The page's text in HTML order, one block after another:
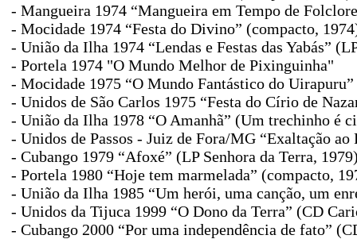
- Mangueira 1974 “Mangueira em Tempo de
- Mocidade 1974 “Festa do Divino” (compacto,
- União da Ilha 1974 “Lendas e Festas das Yabás”
- Portela 1974 "O Mundo Melhor de Pixinguinha"
- Mocidade 1975 “O Mundo Fantástico do
- Unidos de São Carlos 1975 “Festa do Círio de
- União da Ilha 1978 “O Amanhã” (Um trechinho é
- Unidos de Passos - Juiz de Fora/MG “Exaltação
- Cubango 1979 “Afoxé” (LP Senhora da Terra,
- Portela 1980 “Hoje tem marmelada” (compacto,
- União da Ilha 1985 “Um herói, uma canção, um
- Unidos da Tijuca 1999 “O Dono da Terra” (CD
- Cubango 2000 “Por uma independência de fato”